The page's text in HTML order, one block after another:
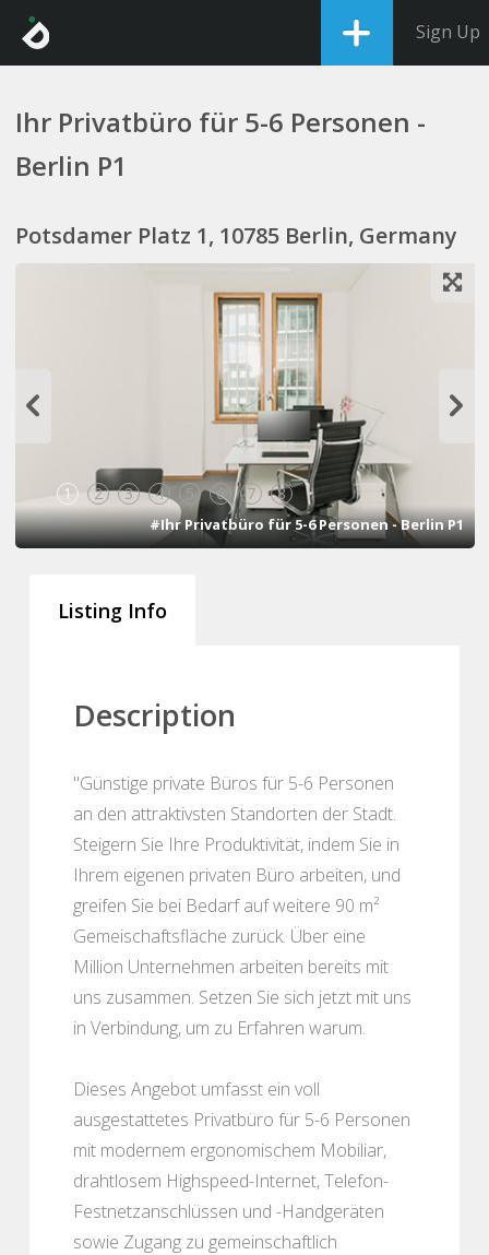
Sign Up
Ihr Privatbüro für 5-6 Personen -
Berlin P1
Potsdamer Platz 1, 10785 Berlin, Germany
1 2 3 4 5 6 7 8
#Ihr Privatbüro für 5-6 Personen - Berlin P1
Listing Info
Description
"Günstige private Büros für 5-6 Personen
an den attraktivsten Standorten der Stadt.
Steigern Sie Ihre Produktivität, indem Sie in
Ihrem eigenen privaten Büro arbeiten, und
greifen Sie bei Bedarf auf weitere 90 m²
Gemeischaftsfläche zurück. Über eine
Million Unternehmen arbeiten bereits mit
uns zusammen. Setzen Sie sich jetzt mit uns
in Verbindung, um zu Erfahren warum.
Dieses Angebot umfasst ein voll
ausgestattetes Privatbüro für 5-6 Personen
mit modernem ergonomischem Mobiliar,
drahtlosem Highspeed-Internet, Telefon-
Festnetzanschlüssen und -Handgeräten
sowie Zugang zu gemeinschaftlich